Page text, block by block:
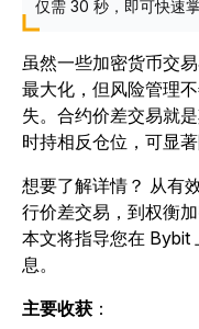
仅需 30 秒，即可快速
虽然一些加密货币交
最大化，但风险管理不
失。 合约价差交易就
时持相反仓位，可显著
想要了解详情？ 从有
行价差交易，到权衡
本文将指导您在 Bybit
息。
主要收获 ：